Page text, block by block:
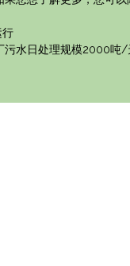
行
污水日处理规模2000吨